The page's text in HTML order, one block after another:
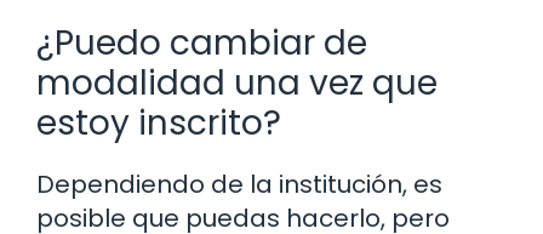
¿Puedo cambiar de
modalidad una vez que
estoy inscrito?
Dependiendo de la institución, es
posible que puedas hacerlo, pero